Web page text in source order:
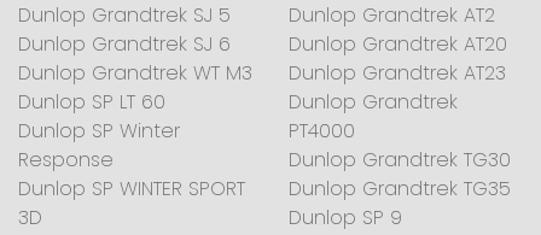
Dunlop Grandtrek SJ 5
Dunlop Grandtrek SJ 6
Dunlop Grandtrek WT M3
Dunlop SP LT 60
Dunlop SP Winter
Response
Dunlop SP WINTER SPORT
3D
Dunlop Grandtrek AT2
Dunlop Grandtrek AT20
Dunlop Grandtrek AT23
Dunlop Grandtrek
PT4000
Dunlop Grandtrek TG30
Dunlop Grandtrek TG35
Dunlop SP 9